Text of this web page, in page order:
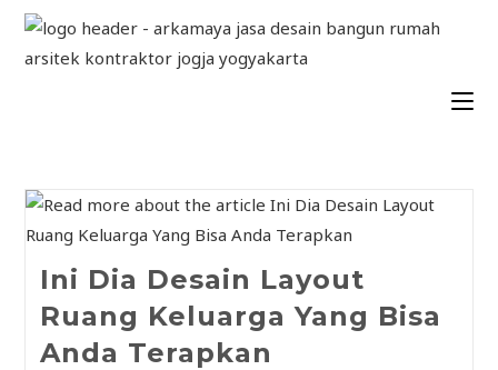
Ini Dia Desain Layout
Ruang Keluarga Yang Bisa
Anda Terapkan